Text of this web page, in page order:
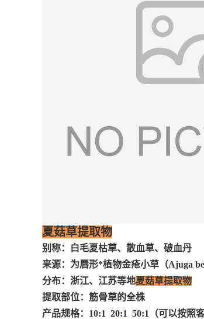
夏菇草提取物
别称：白毛夏枯草、散血草、破血丹
来源：为唇形*植物金疮小草（Ajuga
分布：浙江、江苏等地夏菇草提取物
提取部位：筋骨草的全株
产品规格： 10:1 20:1 50:1
（可以按照